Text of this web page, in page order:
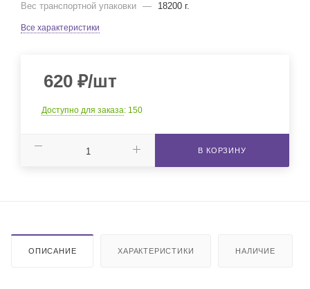
Вес транспортной упаковки — 18200 г.
Все характеристики
620 ₽/шт
Доступно для заказа: 150
В КОРЗИНУ
ОПИСАНИЕ ХАРАКТЕРИСТИКИ НАЛИЧИЕ